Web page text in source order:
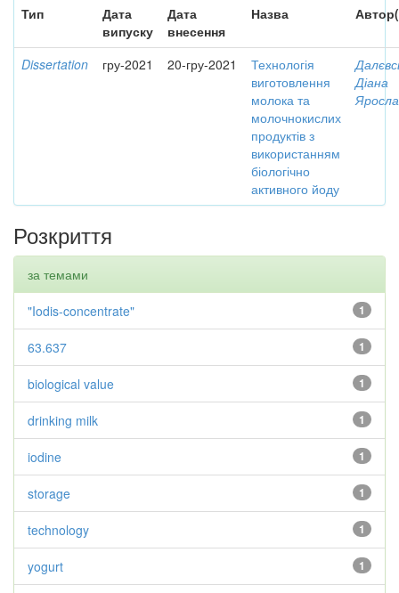
Тип
Дата
випуску
Дата
внесення
Назва
Dissertation гру-2021 20-гру-2021
Технологія
виготовлення
молока та
молочнокислих
продуктів з
використанням
біологічно
активного йоду
Діана
Розкриття
за темами
1
"Iodis-concentrate"
1
63.637
1
biological value
1
drinking milk
1
iodine
1
storage
1
technology
1
yogurt